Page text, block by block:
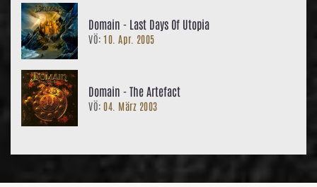
Domain - Last Days Of Utopia
VÖ: 10. Apr. 2005
Domain - The Artefact
VÖ: 04. März 2003